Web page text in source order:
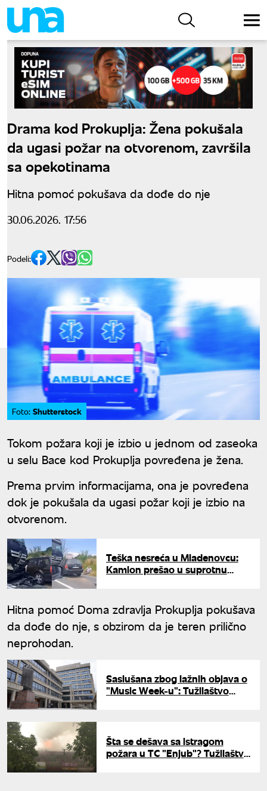
Drama kod Prokuplja: Žena pokušala
da ugasi požar na otvorenom, završila
sa opekotinama
Hitna pomoć pokušava da dođe do nje
30.06.2026. 17:56
Podeli:
Foto: Shutterstock
Tokom požara koji je izbio u jednom od zaseoka
u selu Bace kod Prokuplja povređena je žena.
Prema prvim informacijama, ona je povređena
dok je pokušala da ugasi požar koji je izbio na
otvorenom.
Teška nesreća u Mladenovcu:
Kamion prešao u suprotnu
Hitna pomoć Doma zdravlja Prokuplja pokušava
da dođe do nje, s obzirom da je teren prilično
neprohodan.
Saslušana zbog lažnih objava o
"Music Week-u": Tužilaštvo
Šta se dešava sa istragom
požara u TC "Enjub"? Tužilaštvo